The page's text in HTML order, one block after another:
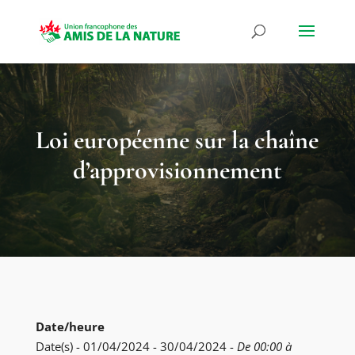
Loi européenne sur la chaîne
d’approvisionnement
Date/heure
Date(s) - 01/04/2024 - 30/04/2024 - De 00:00 à